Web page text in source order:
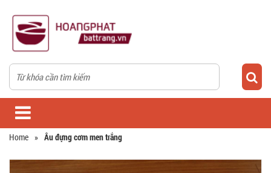
Home » Âu đựng cơm men trắng